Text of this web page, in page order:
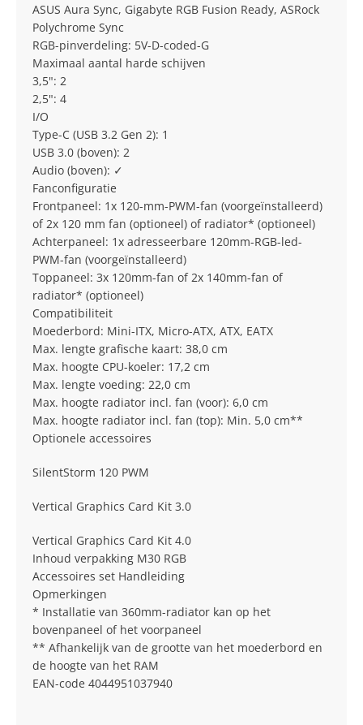
ASUS Aura Sync, Gigabyte RGB Fusion Ready, ASRock
Polychrome Sync
RGB-pinverdeling: 5V-D-coded-G
Maximaal aantal harde schijven
3,5": 2
2,5": 4
I/O
Type-C (USB 3.2 Gen 2): 1
USB 3.0 (boven): 2
Audio (boven): ✓
Fanconfiguratie
Frontpaneel: 1x 120-mm-PWM-fan (voorgeïnstalleerd)
of 2x 120 mm fan (optioneel) of radiator* (optioneel)
Achterpaneel: 1x adresseerbare 120mm-RGB-led-
PWM-fan (voorgeïnstalleerd)
Toppaneel: 3x 120mm-fan of 2x 140mm-fan of
radiator* (optioneel)
Compatibiliteit
Moederbord: Mini-ITX, Micro-ATX, ATX, EATX
Max. lengte grafische kaart: 38,0 cm
Max. hoogte CPU-koeler: 17,2 cm
Max. lengte voeding: 22,0 cm
Max. hoogte radiator incl. fan (voor): 6,0 cm
Max. hoogte radiator incl. fan (top): Min. 5,0 cm**
Optionele accessoires
SilentStorm 120 PWM
Vertical Graphics Card Kit 3.0
Vertical Graphics Card Kit 4.0
Inhoud verpakking M30 RGB
Accessoires set Handleiding
Opmerkingen
* Installatie van 360mm-radiator kan op het
bovenpaneel of het voorpaneel
** Afhankelijk van de grootte van het moederbord en
de hoogte van het RAM
EAN-code 4044951037940